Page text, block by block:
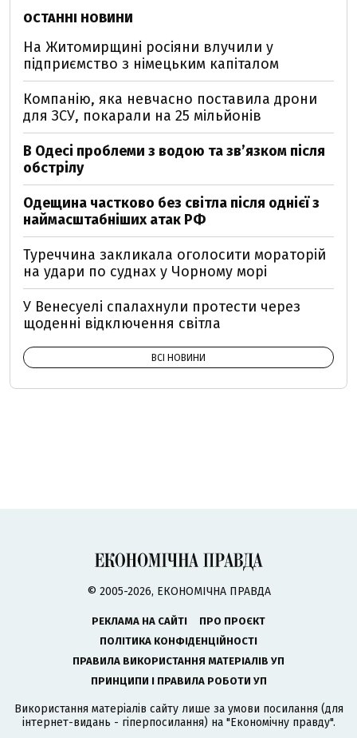
ОСТАННІ НОВИНИ
На Житомирщині росіяни влучили у
підприємство з німецьким капіталом
Компанію, яка невчасно поставила дрони
для ЗСУ, покарали на 25 мільйонів
В Одесі проблеми з водою та звʼязком після
обстрілу
Одещина частково без світла після однієї з
наймасштабніших атак РФ
Туреччина закликала оголосити мораторій
на удари по суднах у Чорному морі
У Венесуелі спалахнули протести через
щоденні відключення світла
ВСІ НОВИНИ
© 2005-2026, ЕКОНОМІЧНА ПРАВДА
РЕКЛАМА НА САЙТІ
ПРО ПРОЄКТ
ПОЛІТИКА КОНФІДЕНЦІЙНОСТІ
ПРАВИЛА ВИКОРИСТАННЯ МАТЕРІАЛІВ УП
ПРИНЦИПИ І ПРАВИЛА РОБОТИ УП
Використання матеріалів сайту лише за умови посилання (для
інтернет-видань - гіперпосилання) на "Економічну правду".